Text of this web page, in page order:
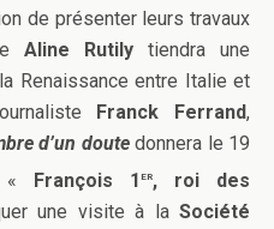
de présenter leurs travaux
Aline Rutily tiendra une
Renaissance entre Italie et
Franck Ferrand,
d’un doute donnera le 19
« François 1er, roi des
une visite à la Société